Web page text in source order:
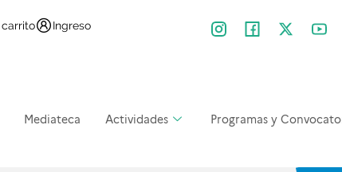
carrito Ingreso
Mediateca Actividades Programas y